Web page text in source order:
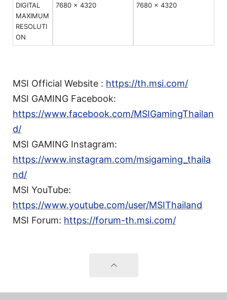
DIGITAL
MAXIMUM
RESOLUTI
ON
7680 x 4320 7680 x 4320
MSI Official Website : https://th.msi.com/
MSI GAMING Facebook:
https://www.facebook.com/MSIGamingThailan
d/
MSI GAMING Instagram:
https://www.instagram.com/msigaming_thaila
nd/
MSI YouTube:
https://www.youtube.com/user/MSIThailand
MSI Forum: https://forum-th.msi.com/